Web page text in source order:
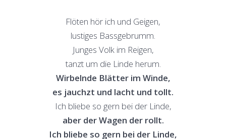
Flöten hör ich und Geigen,
lustiges Bassgebrumm.
Junges Volk im Reigen,
tanzt um die Linde herum.
Wirbelnde Blätter im Winde,
es jauchzt und lacht und tollt.
Ich bliebe so gern bei der Linde,
aber der Wagen der rollt.
Ich bliebe so gern bei der Linde,